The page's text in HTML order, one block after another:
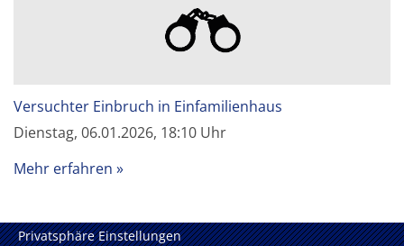
Versuchter Einbruch in Einfamilienhaus
Dienstag, 06.01.2026, 18:10 Uhr
Mehr erfahren
Privatsphäre Einstellungen